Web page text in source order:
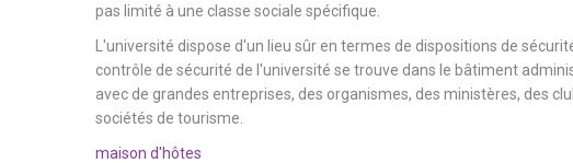
pas limité à une classe sociale spécifique.
L'université dispose d'un lieu sûr en termes de dispositions de
contrôle de sécurité de l'université se trouve dans le bâtiment
avec de grandes entreprises, des organismes, des ministères, des
sociétés de tourisme.
maison d'hôtes